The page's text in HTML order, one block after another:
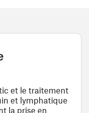
et le traitement
et lymphatique
la prise en